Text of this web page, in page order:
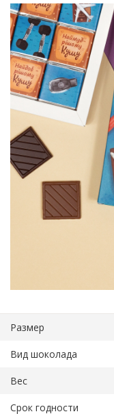
Размер
Вид шоколада
Вес
Срок годности